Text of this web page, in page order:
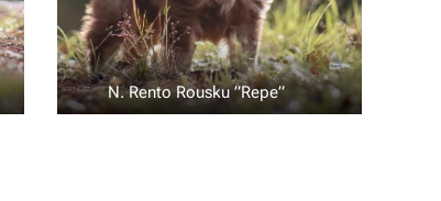
N. Rento Rousku ”Repe” ❤️